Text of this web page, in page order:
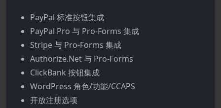
PayPal 标准按钮集成
PayPal Pro 与 Pro-Forms 集成
Stripe 与 Pro-Forms 集成
Authorize.Net 与 Pro-Forms
ClickBank 按钮集成
WordPress 角色/功能/CCAPS
开放注册选项